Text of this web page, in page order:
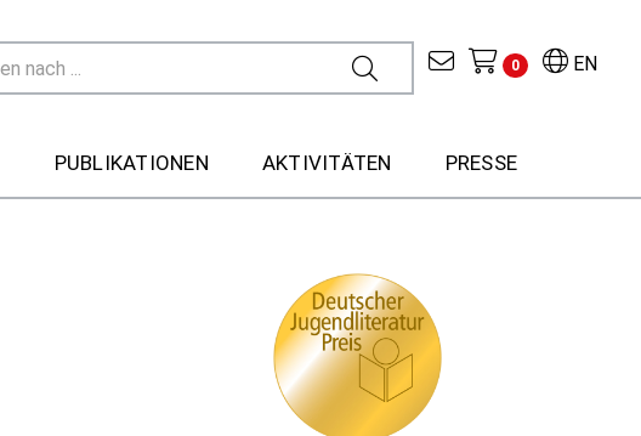
EN
0
PUBLIKATIONEN AKTIVITÄTEN PRESSE